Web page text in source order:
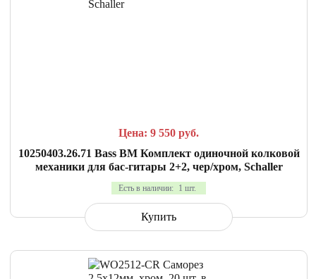
Цена: 9 550 руб.
10250403.26.71 Bass BM Комплект одиночной колковой
механики для бас-гитары 2+2, чер/хром, Schaller
Есть в наличии: 1 шт.
Купить